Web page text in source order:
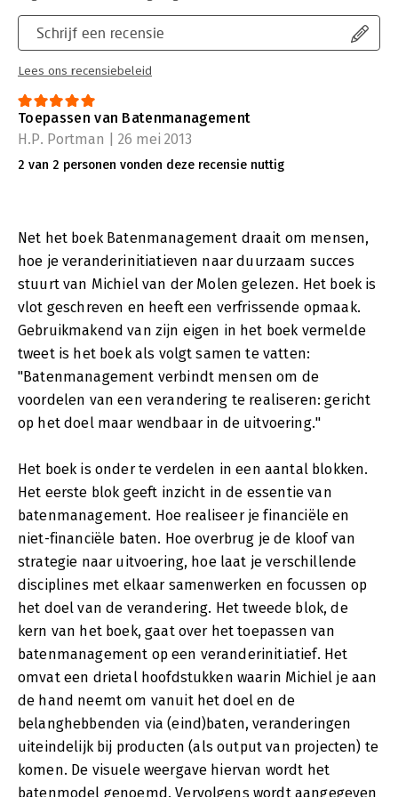
Schrijf een recensie
Lees ons recensiebeleid
Toepassen van Batenmanagement
H.P. Portman | 26 mei 2013
2 van 2 personen vonden deze recensie nuttig
Net het boek Batenmanagement draait om mensen,
hoe je veranderinitiatieven naar duurzaam succes
stuurt van Michiel van der Molen gelezen. Het boek is
vlot geschreven en heeft een verfrissende opmaak.
Gebruikmakend van zijn eigen in het boek vermelde
tweet is het boek als volgt samen te vatten:
"Batenmanagement verbindt mensen om de
voordelen van een verandering te realiseren: gericht
op het doel maar wendbaar in de uitvoering."
Het boek is onder te verdelen in een aantal blokken.
Het eerste blok geeft inzicht in de essentie van
batenmanagement. Hoe realiseer je financiële en
niet-financiële baten. Hoe overbrug je de kloof van
strategie naar uitvoering, hoe laat je verschillende
disciplines met elkaar samenwerken en focussen op
het doel van de verandering. Het tweede blok, de
kern van het boek, gaat over het toepassen van
batenmanagement op een veranderinitiatief. Het
omvat een drietal hoofdstukken waarin Michiel je aan
de hand neemt om vanuit het doel en de
belanghebbenden via (eind)baten, veranderingen
uiteindelijk bij producten (als output van projecten) te
komen. De visuele weergave hiervan wordt het
batenmodel genoemd. Vervolgens wordt aangegeven